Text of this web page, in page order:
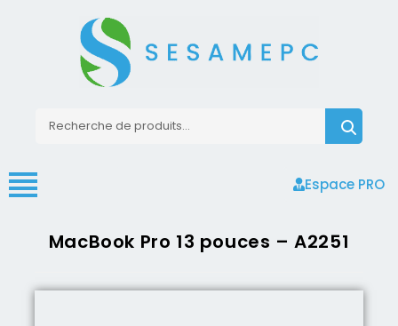
Espace PRO
MacBook Pro 13 pouces – A2251